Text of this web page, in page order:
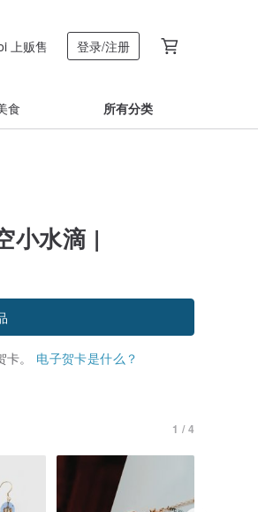
上贩售 登录/注册
食 所有分类
小水滴 |
。 电子贺卡是什么？
1 / 4